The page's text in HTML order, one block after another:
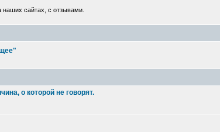
наших сайтах, с отзывами.
о которой не говорят.